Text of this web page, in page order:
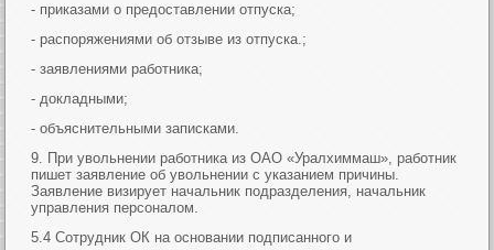
- приказами о предоставлении отпуска;
- распоряжениями об отзыве из отпуска.;
- заявлениями работника;
- докладными;
- объяснительными записками.
9. При увольнении работника из ОАО «Уралхиммаш», работник
пишет заявление об увольнении с указанием причины.
Заявление визирует начальник подразделения, начальник
управления персоналом.
5.4 Сотрудник ОК на основании подписанного и